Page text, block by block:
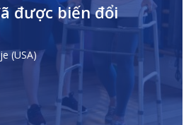
được biến đổi
(USA)